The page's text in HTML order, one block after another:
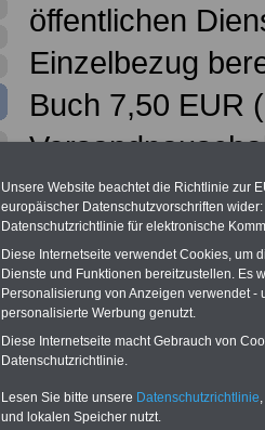
öffentlichen
Einzelbezug
Buch 7,50 EUR
einer
Exemplaren
für 3,50 Euro
bekommen..
Der INFO-
vor fast 30
Unsere Website beachtet die Richtlinie zur
europäischer Datenschutzvorschriften
Datenschutzrichtlinie für elektronische
Diese Internetseite verwendet Cookies, um
Dienste und Funktionen bereitzustellen. Es
Personalisierung von Anzeigen verwendet
personalisierte Werbung genutzt.
Diese Internetseite macht Gebrauch von
Datenschutzrichtlinie.
Lesen Sie bitte unsere Datenschutzrichtlinie
und lokalen Speicher nutzt.